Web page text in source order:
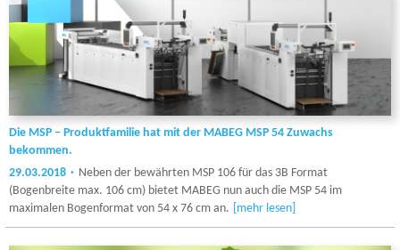
Die MSP – Produktfamilie hat mit der MABEG MSP 54 Zuwachs
bekommen.
29.03.2018
Neben der bewährten MSP 106 für das 3B Format
(Bogenbreite max. 106 cm) bietet MABEG nun auch die MSP 54 im
maximalen Bogenformat von 54 x 76 cm an.
[mehr lesen]